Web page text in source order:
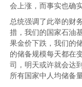
会上涨，而事实也确
总统强调了此举的财
措，我们的国家石油
果金价下跌，我们的
的储备规模每天都在
司，明天或许就会达
所有国家中人均储备